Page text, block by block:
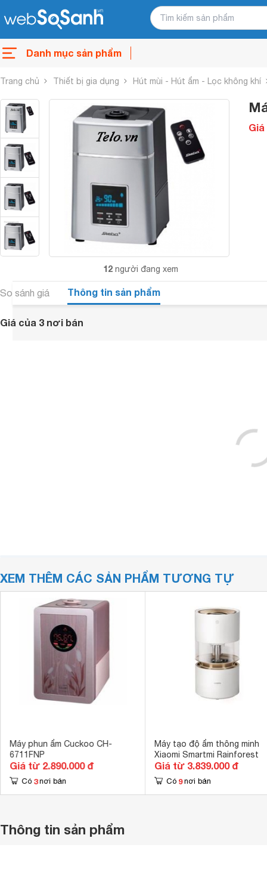
Danh mục sản phẩm
Trang chủ Thiết bị gia dụng Hút mùi - Hút ẩm - Lọc không khí
12 người đang xem
Giá
So sánh giá Thông tin sản phẩm
Giá của 3 nơi bán
XEM THÊM CÁC SẢN PHẨM TƯƠNG TỰ
Máy phun ẩm Cuckoo CH-
6711FNP
Giá từ 2.890.000 đ
Có 3 nơi bán
Máy tạo độ ẩm thông minh
Xiaomi Smartmi Rainforest
Giá từ 3.839.000 đ
Có 9 nơi bán
Thông tin sản phẩm